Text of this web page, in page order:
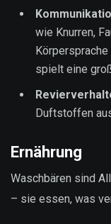
wie Knurren,
spielt eine
Duftstoffen
Ernährung
Waschbären sind
– sie essen, was